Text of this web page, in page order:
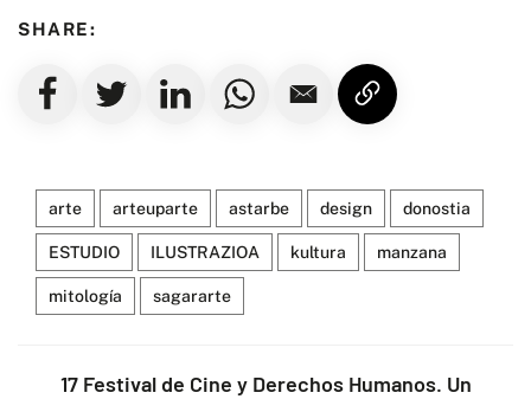
SHARE:
arte arteuparte astarbe design donostia
ESTUDIO ILUSTRAZIOA kultura manzana
mitología sagararte
17 Festival de Cine y Derechos Humanos. Un